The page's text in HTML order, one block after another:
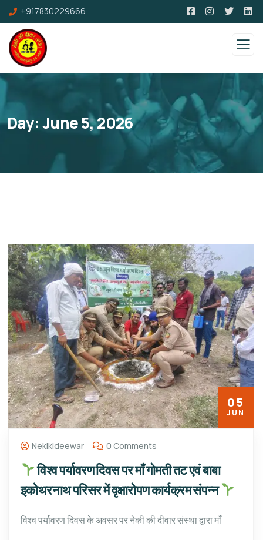
+917830229666
Day:June 5, 2026
05
JUN
Nekikideewar 0 Comments
विश्व पर्यावरण दिवस पर माँ गोमती तट एवं बाबा
इकोथरनाथ परिसर में वृक्षारोपण कार्यक्रम संपन्न
विश्व पर्यावरण दिवस के अवसर पर नेकी की दीवार संस्था द्वारा माँ